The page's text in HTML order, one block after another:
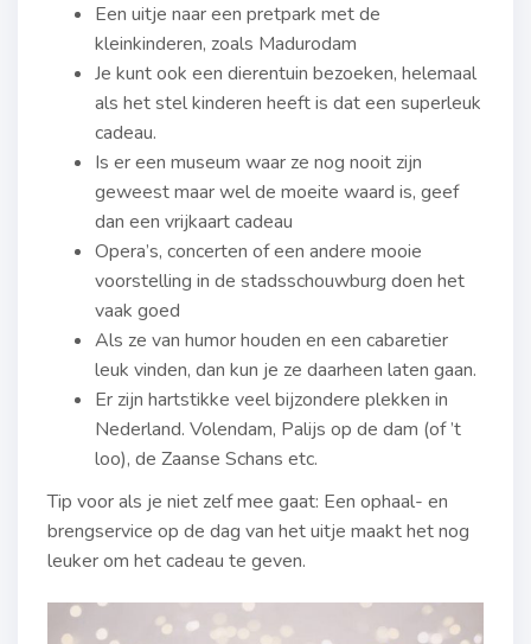
Een uitje naar een pretpark met de
kleinkinderen, zoals Madurodam
Je kunt ook een dierentuin bezoeken, helemaal
als het stel kinderen heeft is dat een superleuk
cadeau.
Is er een museum waar ze nog nooit zijn
geweest maar wel de moeite waard is, geef
dan een vrijkaart cadeau
Opera’s, concerten of een andere mooie
voorstelling in de stadsschouwburg doen het
vaak goed
Als ze van humor houden en een cabaretier
leuk vinden, dan kun je ze daarheen laten gaan.
Er zijn hartstikke veel bijzondere plekken in
Nederland. Volendam, Palijs op de dam (of ’t
loo), de Zaanse Schans etc.
Tip voor als je niet zelf mee gaat: Een ophaal- en
brengservice op de dag van het uitje maakt het nog
leuker om het cadeau te geven.